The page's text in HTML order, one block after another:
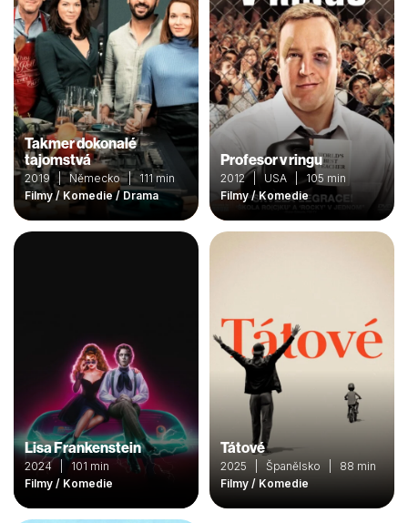
Takmer dokonalé
tajomstvá
2019 | Německo | 111 min
Filmy / Komedie / Drama
Profesor v ringu
2012 | USA | 105 min
Filmy / Komedie
Lisa Frankenstein
2024 | 101 min
Filmy / Komedie
Tátové
2025 | Španělsko | 88 min
Filmy / Komedie